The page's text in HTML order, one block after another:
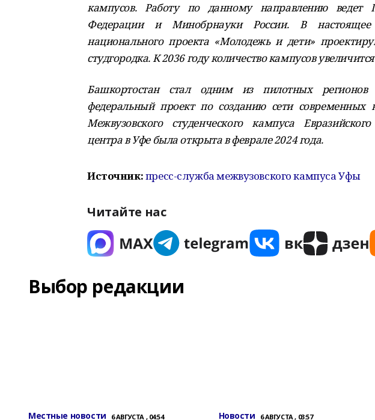
кампусов. Работу по данному направлению ведет
Федерации и Минобрнауки России. В
национального проекта «Молодежь и дети»
студгородка. К 2036 году количество кампусов
Башкортостан стал одним из пилотных регионов
федеральный проект по созданию сети современных
Межвузовского студенческого кампуса Евразийского
центра в Уфе была открыта в феврале 2024 года.
Источник:пресс-служба межвузовского кампуса Уфы
Читайте нас
Выбор редакции
Местные новости 6 АВГУСТА , 04:54 Новости 6 АВГУСТА , 03:57